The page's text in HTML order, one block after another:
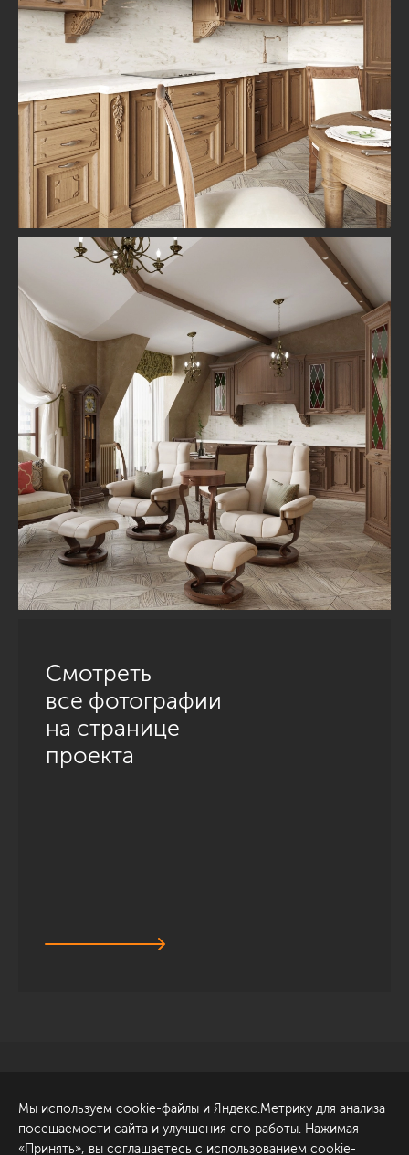
Смотреть
все фотографии
на странице
проекта
Обсудить проект
ул. Академика Павлова, 6
к1
Мы используем cookie-файлы и Яндекс.Метрику для анализа
посещаемости сайта и улучшения его работы. Нажимая
«Принять», вы соглашаетесь с использованием cookie-